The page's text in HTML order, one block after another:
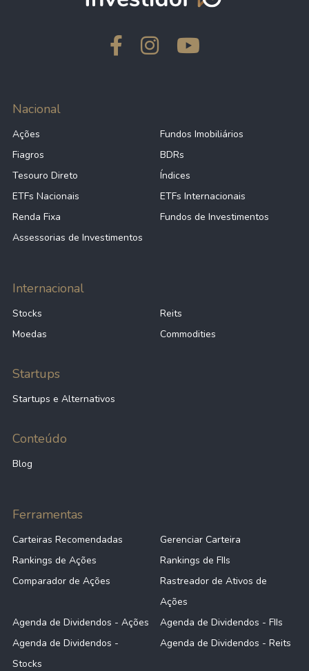
Nacional
Ações
Fundos Imobiliários
Fiagros
BDRs
Tesouro Direto
Índices
ETFs Nacionais
ETFs Internacionais
Renda Fixa
Fundos de Investimentos
Assessorias de Investimentos
Internacional
Stocks
Reits
Moedas
Commodities
Startups
Startups e Alternativos
Conteúdo
Blog
Ferramentas
Carteiras Recomendadas
Gerenciar Carteira
Rankings de Ações
Rankings de FIIs
Comparador de Ações
Rastreador de Ativos de
Ações
Agenda de Dividendos - Ações
Agenda de Dividendos - FIIs
Agenda de Dividendos -
Stocks
Agenda de Dividendos - Reits